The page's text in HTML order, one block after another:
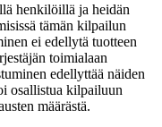
henkilöillä ja heidän
tämän kilpailun
ei edellytä tuotteen
toimialaan
edellyttää näiden
osallistua kilpailuun
määrästä.